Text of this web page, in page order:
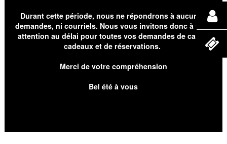
Durant cette période, nous ne répondrons à aucunes
demandes, ni courriels. Nous vous invitons donc à faire
attention au délai pour toutes vos demandes de cartes
cadeaux et de réservations.
Merci de votre compréhension
Bel été à vous